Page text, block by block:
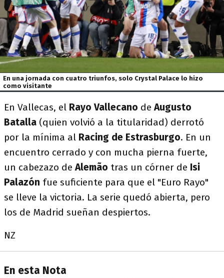
En una jornada con cuatro triunfos, solo Crystal Palace lo hizo
como visitante
En Vallecas, el Rayo Vallecano deAugusto
Batalla (quien volvió a la titularidad) derrotó
por la mínima al Racing de Estrasburgo. En un
encuentro cerrado y con mucha pierna fuerte,
un cabezazo deAlemão tras un córner de Isi
Palazón fue suficiente para que el "Euro Rayo"
se lleve la victoria. La serie quedó abierta, pero
los de Madrid sueñan despiertos.
NZ
En esta Nota